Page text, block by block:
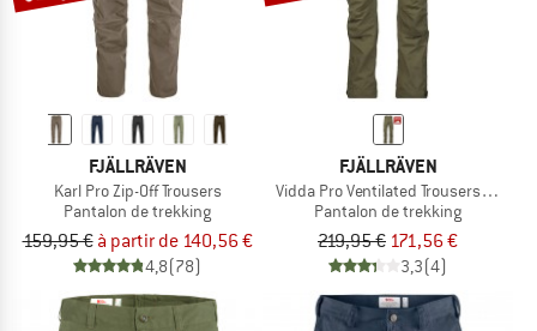
FJÄLLRÄVEN
Karl Pro Zip-Off Trousers
Pantalon de trekking
159,95 € à partir de 140,56 €
4,8(78)
FJÄLLRÄVEN
Vidda Pro Ventilated Trousers
Pantalon de trekking
219,95 € 171,56 €
3,3(4)